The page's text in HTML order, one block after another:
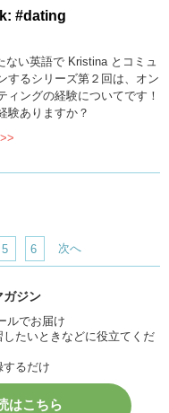
#dating
ない英語で Kristina とコミュ
するシリーズ第２回は、オン
ィングの経験についてです！
験ありますか？
5 6 次へ
ジン
ルでお届け
たいときなどに役立てくだ
するだけ
はこちら